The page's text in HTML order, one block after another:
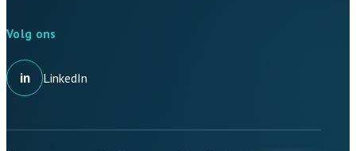
Volg ons
in LinkedIn